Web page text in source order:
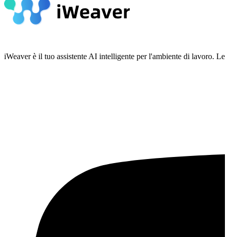
iWeaver è il tuo assistente AI intelligente per l'ambiente di lavoro.